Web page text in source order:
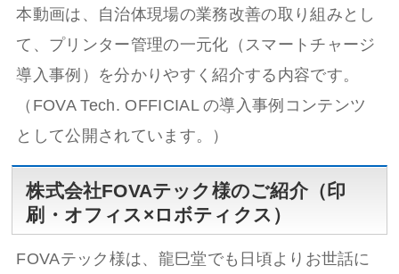
本動画は、自治体現場の業務改善の取り組みとし
て、プリンター管理の一元化（スマートチャージ
導入事例）を分かりやすく紹介する内容です。
（FOVA Tech. OFFICIAL の導入事例コンテンツ
として公開されています。）
株式会社FOVAテック様のご紹介（印
刷・オフィス×ロボティクス）
FOVAテック様は、龍巳堂でも日頃よりお世話に